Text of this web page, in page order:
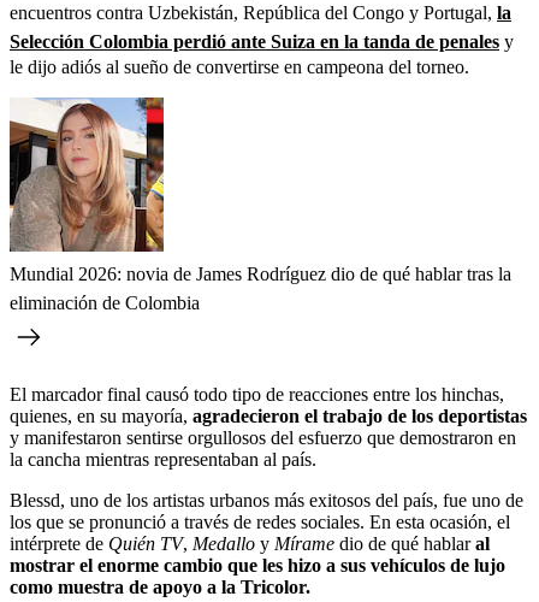
encuentros contra Uzbekistán, República del Congo y Portugal, la
Selección Colombia perdió ante Suiza en la tanda de penales y
le dijo adiós al sueño de convertirse en campeona del torneo.
Mundial 2026: novia de James Rodríguez dio de qué hablar tras la
eliminación de Colombia
El marcador final causó todo tipo de reacciones entre los hinchas,
quienes, en su mayoría, agradecieron el trabajo de los deportistas
y manifestaron sentirse orgullosos del esfuerzo que demostraron en
la cancha mientras representaban al país.
Blessd, uno de los artistas urbanos más exitosos del país, fue uno de
los que se pronunció a través de redes sociales. En esta ocasión, el
intérprete de Quién TV, Medallo y Mírame dio de qué hablaral
mostrar el enorme cambio que les hizo a sus vehículos de lujo
como muestra de apoyo a la Tricolor.